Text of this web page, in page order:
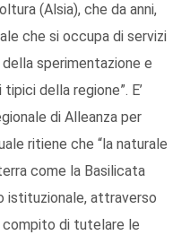
(Alsia), che da anni,
che si occupa di servizi
sperimentazione e
della regione”. E’
di Alleanza per
ritiene che “la naturale
come la Basilicata
istituzionale, attraverso
compito di tutelare le